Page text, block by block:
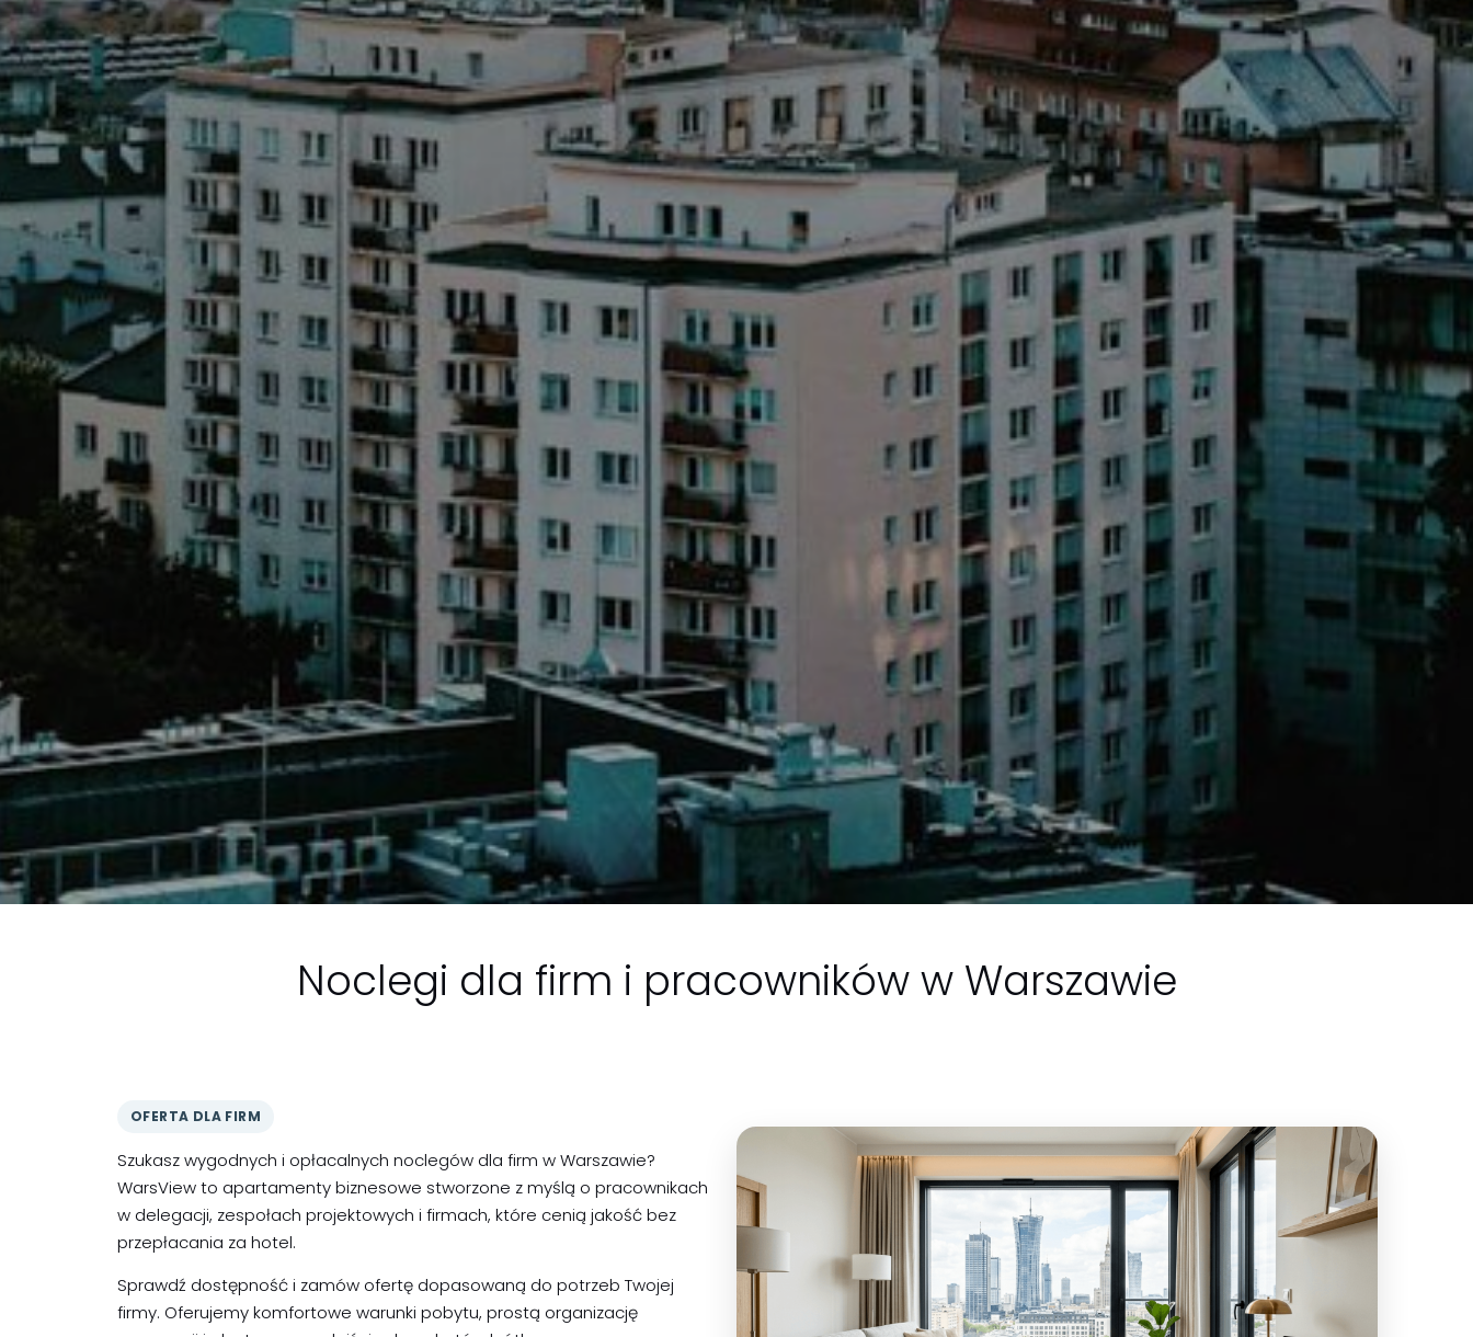
Noclegi dla firm i pracowników w Warszawie
OFERTA DLA FIRM
Szukasz wygodnych i opłacalnych noclegów dla firm w Warszawie?
WarsView to apartamenty biznesowe stworzone z myślą o pracownikach
w delegacji, zespołach projektowych i firmach, które cenią jakość bez
przepłacania za hotel.
Sprawdź dostępność i zamów ofertę dopasowaną do potrzeb Twojej
firmy. Oferujemy komfortowe warunki pobytu, prostą organizację